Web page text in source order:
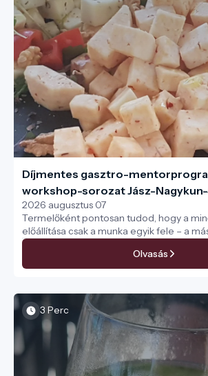
Díjmentes gasztro-
workshop-sorozat Jász-
vármegyei termelőknek és
előállítóknak
2026 augusztus 07
Termelőként pontosan tudod, hogy a
előállítása csak a munka egyik fele – a
rátaláljanak a vásárlók, és az éttermek is
Ebben segítünk most személyre
tippekkel és konkrét eszközökkel!
Olvasás
3 Perc